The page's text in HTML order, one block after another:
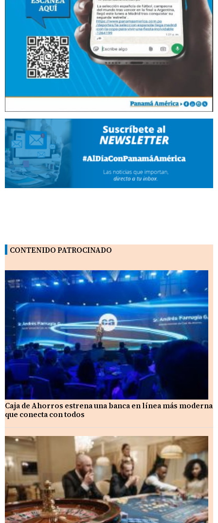
CONTENIDO PATROCINADO
Caja de Ahorros estrena una banca en línea más moderna
que conecta con todos